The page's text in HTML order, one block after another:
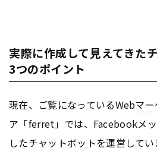
実際に作成して見えてきた
3つのポイント
現在、ご覧になっているWebマ
ア「ferret」では、Facebookメ
したチャットボットを運営してい